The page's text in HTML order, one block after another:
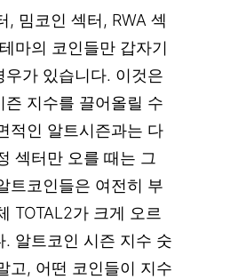
, 밈코인 섹터, RWA 섹
마의 코인들만 갑자기
우가 있습니다. 이것은
즌 지수를 끌어올릴 수
적인 알트시즌과는 다
섹터만 오를 때는 그
트코인들은 여전히 부
TOTAL2가 크게 오르
. 알트코인 시즌 지수 숫
고, 어떤 코인들이 지수